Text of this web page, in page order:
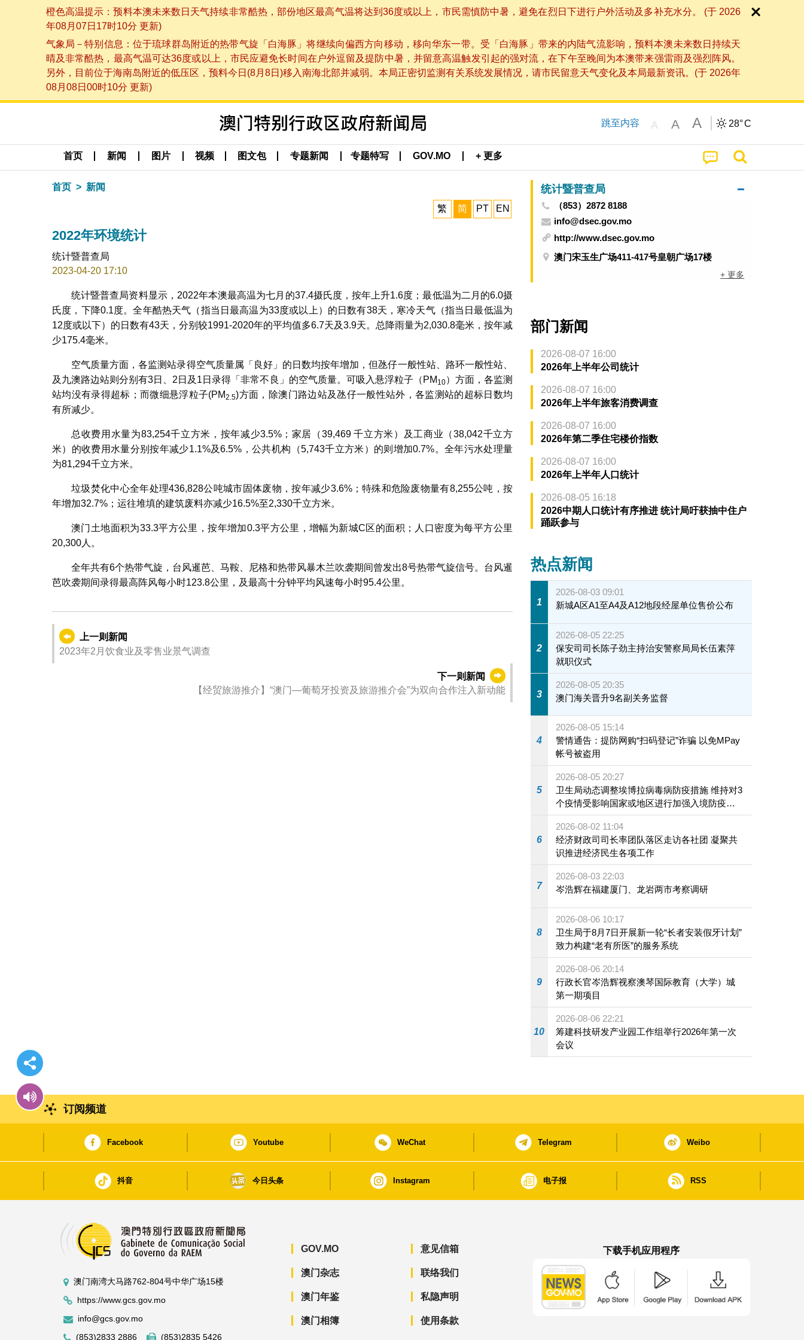
橙色高温提示：预料本澳未来数日天气持续非常酷热，部份地区最高气温将达到36度或以上，市民需慎防中暑，避免在烈日下进行户外活动及多补充水分。 (于 2026
年08月07日17时10分 更新)
气象局－特别信息：位于琉球群岛附近的热带气旋「白海豚」将继续向偏西方向移动，移向华东一带。受「白海豚」带来的内陆气流影响，预料本澳未来数日持续天
晴及非常酷热，最高气温可达36度或以上，市民应避免长时间在户外逗留及提防中暑，并留意高温触发引起的强对流，在下午至晚间为本澳带来强雷雨及强烈阵风。
另外，目前位于海南岛附近的低压区，预料今日(8月8日)移入南海北部并减弱。本局正密切监测有关系统发展情况，请市民留意天气变化及本局最新资讯。(于 2026年
08月08日00时10分 更新)
跳至内容 A A A 28°C
首页 新闻 图片 视频 图文包 专题新闻 专题特写 GOV.MO + 更多
首页 新闻
繁 简 PT EN
2022年环境统计
统计暨普查局
2023-04-20 17:10
统计暨普查局资料显示，2022年本澳最高温为七月的37.4摄氏度，按年上升1.6度；最低温为二月的6.0摄
氏度，下降0.1度。全年酷热天气（指当日最高温为33度或以上）的日数有38天，寒冷天气（指当日最低温为
12度或以下）的日数有43天，分别较1991-2020年的平均值多6.7天及3.9天。总降雨量为2,030.8毫米，按年减
少175.4毫米。
空气质量方面，各监测站录得空气质量属「良好」的日数均按年增加，但氹仔一般性站、路环一般性站、
及九澳路边站则分别有3日、2日及1日录得「非常不良」的空气质量。可吸入悬浮粒子（PM 10）方面，各监测
站均没有录得超标；而微细悬浮粒子(PM2.5)方面，除澳门路边站及氹仔一般性站外，各监测站的超标日数均
有所减少。
总收费用水量为83,254千立方米，按年减少3.5%；家居（39,469 千立方米）及工商业（38,042千立方
米）的收费用水量分别按年减少1.1%及6.5%，公共机构（5,743千立方米）的则增加0.7%。全年污水处理量
为81,294千立方米。
垃圾焚化中心全年处理436,828公吨城市固体废物，按年减少3.6%；特殊和危险废物量有8,255公吨，按
年增加32.7%；运往堆填的建筑废料亦减少16.5%至2,330千立方米。
澳门土地面积为33.3平方公里，按年增加0.3平方公里，增幅为新城C区的面积；人口密度为每平方公里
20,300人。
全年共有6个热带气旋，台风暹芭、马鞍、尼格和热带风暴木兰吹袭期间曾发出8号热带气旋信号。台风暹
芭吹袭期间录得最高阵风每小时123.8公里，及最高十分钟平均风速每小时95.4公里。
上一则新闻
2023年2月饮食业及零售业景气调查
下一则新闻
【经贸旅游推介】“澳门—葡萄牙投资及旅游推介会”为双向合作注入新动能
统计暨普查局
（853）2872 8188
info@dsec.gov.mo
http://www.dsec.gov.mo
澳门宋玉生广场411-417号皇朝广场17楼
+ 更多
部门新闻
2026-08-07 16:00
2026年上半年公司统计
2026-08-07 16:00
2026年上半年旅客消费调查
2026-08-07 16:00
2026年第二季住宅楼价指数
2026-08-07 16:00
2026年上半年人口统计
2026-08-05 16:18
2026中期人口统计有序推进 统计局吁获抽中住户
踊跃参与
热点新闻
1
2026-08-03 09:01
新城A区A1至A4及A12地段经屋单位售价公布
2
2026-08-05 22:25
保安司司长陈子劲主持治安警察局局长伍素萍
就职仪式
3
2026-08-05 20:35
澳门海关晋升9名副关务监督
4
2026-08-05 15:14
警情通告：提防网购“扫码登记”诈骗 以免MPay
帐号被盗用
5
2026-08-05 20:27
卫生局动态调整埃博拉病毒病防疫措施 维持对3
个疫情受影响国家或地区进行加强入境防疫措
施
6
2026-08-02 11:04
经济财政司司长率团队落区走访各社团 凝聚共
识推进经济民生各项工作
7
2026-08-03 22:03
岑浩辉在福建厦门、龙岩两市考察调研
8
2026-08-06 10:17
卫生局于8月7日开展新一轮“长者安装假牙计划”
致力构建“老有所医”的服务系统
9
2026-08-06 20:14
行政长官岑浩辉视察澳琴国际教育（大学）城
第一期项目
10
2026-08-06 22:21
筹建科技研发产业园工作组举行2026年第一次
会议
订阅频道
Facebook Youtube WeChat Telegram Weibo
抖音 今日头条 Instagram 电子报 RSS
澳门南湾大马路762-804号中华广场15楼
https://www.gcs.gov.mo
info@gcs.gov.mo
(853)2833 2886
(853)2835 5426
GOV.MO
澳门杂志
澳门年鉴
澳门相簿
意见信箱
联络我们
私隐声明
使用条款
下载手机应用程序